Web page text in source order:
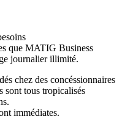
que MATIG Business
journalier illimité.
chez des concéssionnaires
sont tous tropicalisés
immédiates.